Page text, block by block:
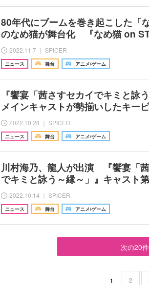
80年代にブームを巻き起こした「
のなめ猫が舞台化 『なめ猫 on
2022.11.7 ｜ SPICER
ニュース 舞台 アニメ/ゲーム
『饗宴「茜さすセカイでキミと詠
メインキャストが勢揃いしたキー
2022.10.28 ｜ SPICER
ニュース 舞台 アニメ/ゲーム
川村海乃、龍人が出演 『饗宴「
でキミと詠う～縁～」』キャスト
2022.10.14 ｜ SPICER
ニュース 舞台 アニメ/ゲーム
次の20
1 2